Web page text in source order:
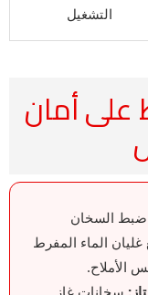
التشغيل
على أمان
ضبط السخان
الماء المفرط
الأملاح.
سخانات غاز